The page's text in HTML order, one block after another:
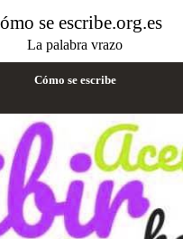
se escribe.org.es
La palabra vrazo
Cómo se escribe